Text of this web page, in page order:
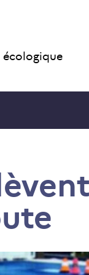
écologique